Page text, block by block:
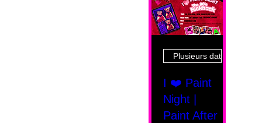
Plusieurs dates
I ❤️ Paint
Night |
Paint After